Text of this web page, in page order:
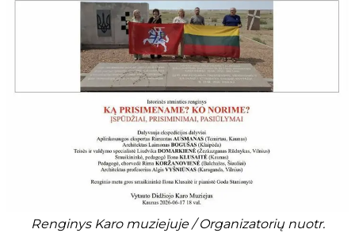
Renginys Karo muziejuje / Organizatorių nuotr.